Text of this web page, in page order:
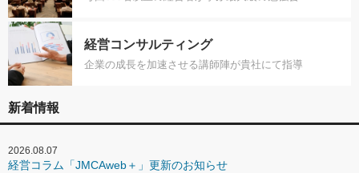
経営コンサルティング
企業の成長を加速させる講師陣が貴社にて指導
新着情報
2026.08.07
経営コラム「JMCAweb＋」更新のお知らせ